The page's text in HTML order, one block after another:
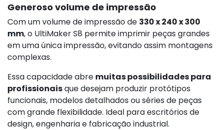
Generoso volume de impressão
Com um volume de impressão de 330 x 240 x 300
mm, o UltiMaker S8 permite imprimir peças grandes
em uma única impressão, evitando assim montagens
complexas.
Essa capacidade abre muitas possibilidades para
profissionaisque desejam produzir protótipos
funcionais, modelos detalhados ou séries de peças
com grande flexibilidade. Ideal para escritórios de
design, engenharia e fabricação industrial.